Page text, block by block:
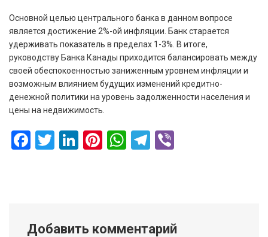
Основной целью центрального банка в данном вопросе
является достижение 2%-ой инфляции. Банк старается
удерживать показатель в пределах 1-3%. В итоге,
руководству Банка Канады приходится балансировать между
своей обеспокоенностью заниженным уровнем инфляции и
возможным влиянием будущих изменений кредитно-
денежной политики на уровень задолженности населения и
цены на недвижимость.
Facebook
Twitter
LinkedIn
Pinterest
WhatsApp
Telegram
Добавить комментарий